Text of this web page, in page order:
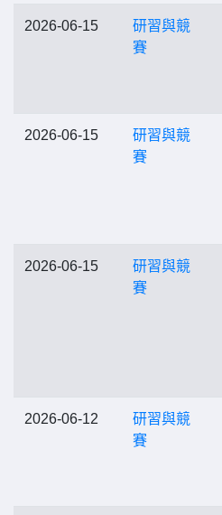
2026-06-15
研習與競
賽
2026-06-15
研習與競
賽
2026-06-15
研習與競
賽
2026-06-12
研習與競
賽